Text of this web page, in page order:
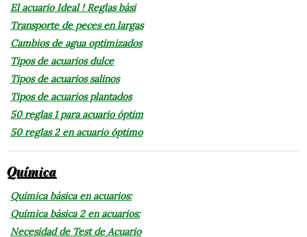
El acuario Ideal ! Reglas bási
Transporte de peces en largas
Cambios de agua optimizados
Tipos de acuarios dulce
Tipos de acuarios salinos
Tipos de acuarios plantados
50 reglas 1 para acuario óptim
50 reglas 2 en acuario óptimo
Química
Química básica en acuarios:
Química básica 2 en acuarios:
Necesidad de Test de Acuario